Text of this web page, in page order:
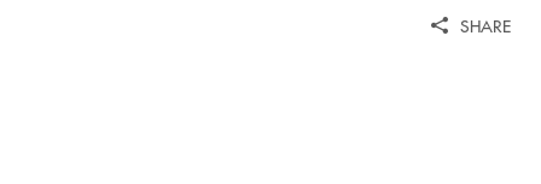
SHARE